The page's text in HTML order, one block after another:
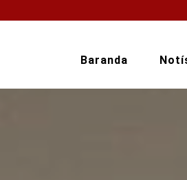
Baranda